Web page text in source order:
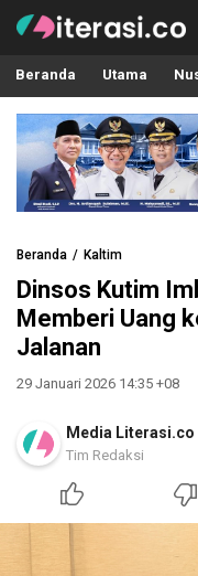
Literasi.co
Pilar Informasi
Beranda Utama
Beranda Kaltim
Dinsos Kutim
Memberi Uang
Jalanan
29 Januari 2026 14:35 +08
Media Literasi.co
Tim Redaksi